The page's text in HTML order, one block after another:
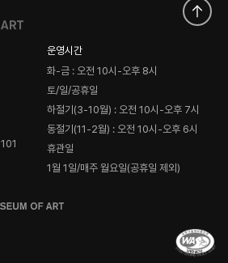
운영시간
화-금 : 오전 10시-오후 8시
토/일/공휴일
하절기(3-10월) : 오전 10시-오후 7시
동절기(11-2월) : 오전 10시-오후 6시
휴관일
1월 1일/매주 월요일(공휴일 제외)